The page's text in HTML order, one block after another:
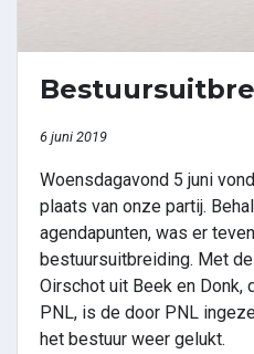
6 juni 2019
Woensdagavond 5 juni
plaats van onze partij.
agendapunten, was er
bestuursuitbreiding. Met
Oirschot uit Beek en Donk,
PNL, is de door PNL
het bestuur weer gelukt.